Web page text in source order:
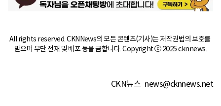
All rights reserved. CKNNews의 모든 콘텐츠(기사)는 저작권법의 보호를
받으며 무단 전재 및 배포 등을 금합니다. Copyright ⓒ 2025 cknnews.
CKN뉴스 news@cknnews.net